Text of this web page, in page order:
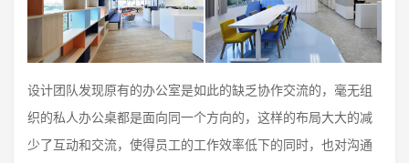
设计团队发现原有的办公室是如此的缺乏协作交流的，毫无组
织的私人办公桌都是面向同一个方向的，这样的布局大大的减
少了互动和交流，使得员工的工作效率低下的同时，也对沟通